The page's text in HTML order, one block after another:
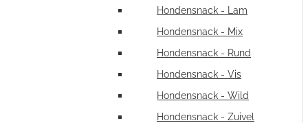
Hondensnack - Lam
Hondensnack - Mix
Hondensnack - Rund
Hondensnack - Vis
Hondensnack - Wild
Hondensnack - Zuivel